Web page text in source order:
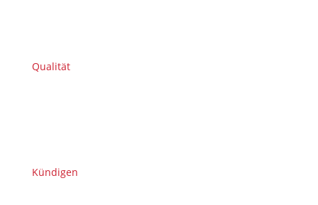
Qualität
Kündigen